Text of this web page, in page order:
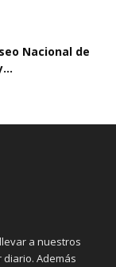
Nacional de
a nuestros
Además